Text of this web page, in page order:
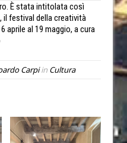
È stata intitolata così
il festival della creatività
aprile al 19 maggio, a cura
Carpiin Cultura